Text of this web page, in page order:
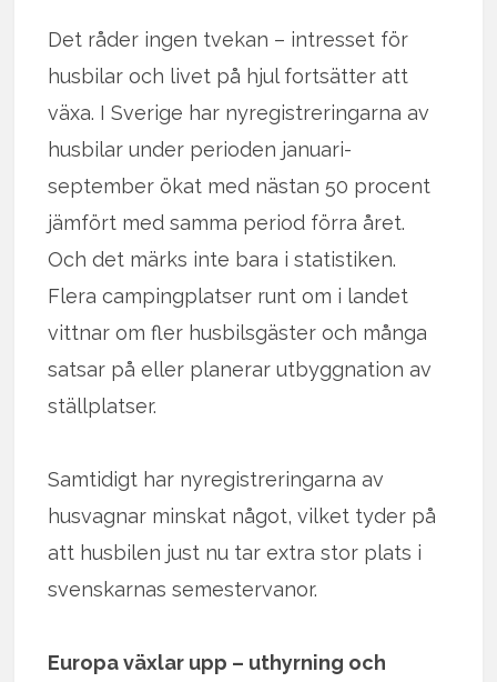
Det råder ingen tvekan – intresset för
husbilar och livet på hjul fortsätter att
växa. I Sverige har nyregistreringarna av
husbilar under perioden januari-
september ökat med nästan 50 procent
jämfört med samma period förra året.
Och det märks inte bara i statistiken.
Flera campingplatser runt om i landet
vittnar om fler husbilsgäster och många
satsar på eller planerar utbyggnation av
ställplatser.
Samtidigt har nyregistreringarna av
husvagnar minskat något, vilket tyder på
att husbilen just nu tar extra stor plats i
svenskarnas semestervanor.
Europa växlar upp – uthyrning och